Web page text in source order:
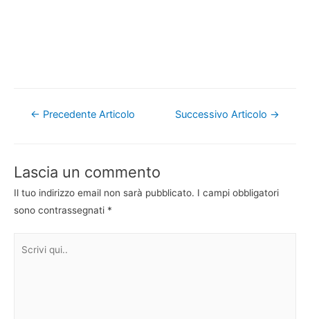
Navigazione
← Precedente Articolo Successivo Articolo →
Lascia un commento
Il tuo indirizzo email non sarà pubblicato. I campi obbligatori
sono contrassegnati *